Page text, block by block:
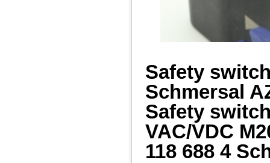
Safety
Schmersal
Safety
VAC/VDC
118 688 4